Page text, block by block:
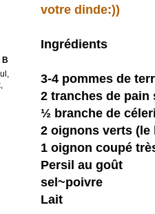
votre dinde:))
Ingrédients
3-4 pommes de
2 tranches de pain
½ branche de
2 oignons verts
1 oignon coupé
Persil au goût
sel~poivre
Lait
B